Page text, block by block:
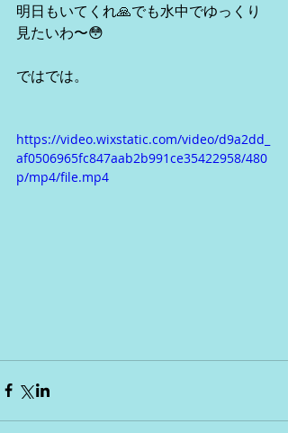
明日もいてくれ🙏でも水中でゆっくり
見たいわ〜😳
ではでは。
https://video.wixstatic.com/video/d9a2dd_
af0506965fc847aab2b991ce35422958/480
p/mp4/file.mp4